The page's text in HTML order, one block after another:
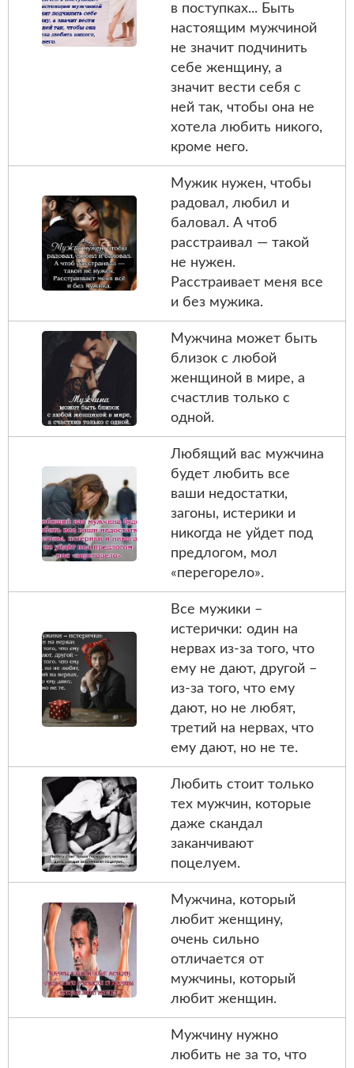
в поступках... Быть
настоящим мужчиной
не значит подчинить
себе женщину, а
значит вести себя с
ней так, чтобы она не
хотела любить никого,
кроме него.
Мужик нужен, чтобы
радовал, любил и
баловал. А чтоб
расстраивал — такой
не нужен.
Расстраивает меня все
и без мужика.
Мужчина может быть
близок с любой
женщиной в мире, а
счастлив только с
одной.
Любящий вас мужчина
будет любить все
ваши недостатки,
загоны, истерики и
никогда не уйдет под
предлогом, мол
«перегорело».
Все мужики –
истерички: один на
нервах из-за того, что
ему не дают, другой –
из-за того, что ему
дают, но не любят,
третий на нервах, что
ему дают, но не те.
Любить стоит только
тех мужчин, которые
даже скандал
заканчивают
поцелуем.
Мужчина, который
любит женщину,
очень сильно
отличается от
мужчины, который
любит женщин.
Мужчину нужно
любить не за то, что